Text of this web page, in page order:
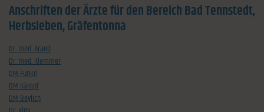
Anschriften der Ärzte für den Bereich Bad Tennstedt,
Herbsleben, Gräfentonna
Dr. med. Arand
Dr. med. Klemmer
DM Funke
DM Kämpf
DM Beylich